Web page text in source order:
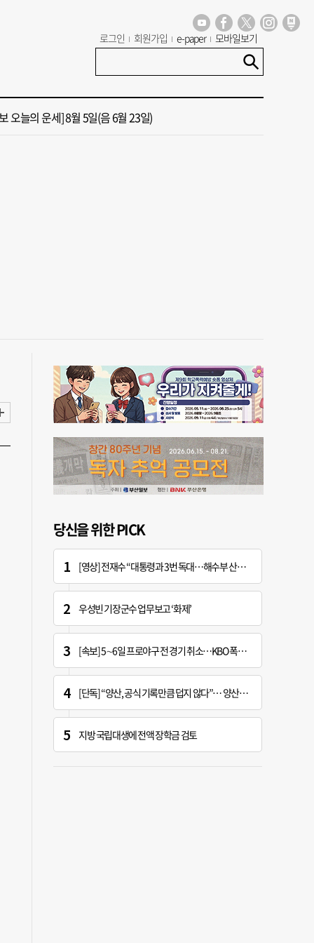
로그인 회원가입 e-paper 모바일보기
호 태풍 돌핀 경로, 내주 중국 상륙…'불가마 더위' 언제까지
오늘의 운세] 8월 5일(음 6월 23일)
폭염 예상 못 해” 골프 예약 취소 속출
당신을 위한 PICK
[영상] 전재수 “대통령과 3번 독대…해수부 산하기관 곧 ‘부산행’”
우성빈 기장군수 업무보고 ‘화제’
[속보] 5∼6일 프로야구 전 경기 취소…KBO 폭염 긴급대책 회의 개최
[단독] “양산, 공식 기록만큼 덥지 않다”… 양산시, 기상청에 관측장비 이동 요청
지방 국립대생에 전액 장학금 검토